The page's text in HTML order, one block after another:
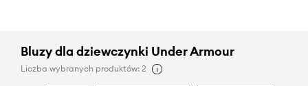
Bluzy dla dziewczynki Under Armour
Liczba wybranych produktów: 2